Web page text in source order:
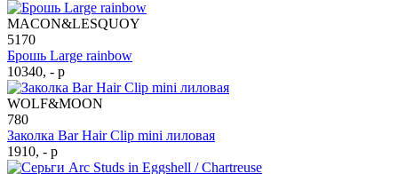
MACON&LESQUOY
5170
Брошь Large rainbow
10340, - р
WOLF&MOON
780
Заколка Bar Hair Clip mini лиловая
1910, - р